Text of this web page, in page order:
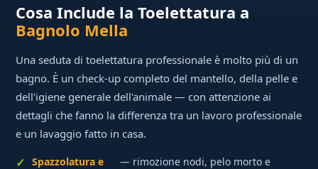
Cosa Include la Toelettatura a
Bagnolo Mella
Una seduta di toelettatura professionale è molto più di un
bagno. È un check-up completo del mantello, della pelle e
dell'igiene generale dell'animale — con attenzione ai
dettagli che fanno la differenza tra un lavoro professionale
e un lavaggio fatto in casa.
Spazzolatura e
— rimozione nodi, pelo morto e